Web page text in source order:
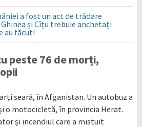
a fost un act de trădare
și Cîțu trebuie anchetați
au făcut!
peste 76 de morți,
seară, în Afganistan. Un autobuz a
o motocicletă, în provincia Herat.
și incendiul care a mistuit